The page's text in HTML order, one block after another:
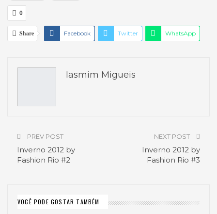
0
Share Facebook Twitter WhatsApp
Iasmim Migueis
PREV POST
Inverno 2012 by
Fashion Rio #2
NEXT POST
Inverno 2012 by
Fashion Rio #3
VOCÊ PODE GOSTAR TAMBÉM